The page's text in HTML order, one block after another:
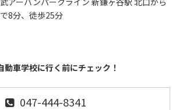
8分、徒歩25分
動車学校に行く前にチェック！
047-444-8341